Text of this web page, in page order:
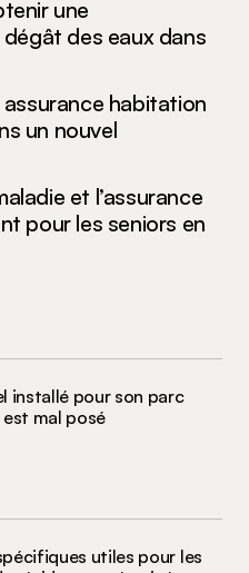
une
des eaux dans
habitation
un nouvel
et l’assurance
pour les seniors en
installé pour son parc
mal posé
utiles pour les